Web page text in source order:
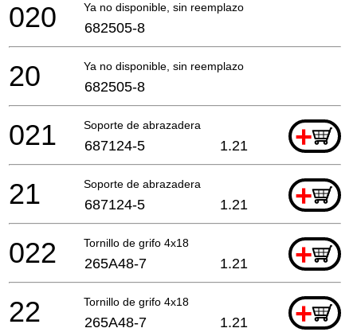
Ya no disponible, sin reemplazo
020 682505-8
Ya no disponible, sin reemplazo
20 682505-8
Soporte de abrazadera +
021 687124-5 1.21
Soporte de abrazadera +
21 687124-5 1.21
Tornillo de grifo 4x18 +
022 265A48-7 1.21
Tornillo de grifo 4x18 +
22 265A48-7 1.21